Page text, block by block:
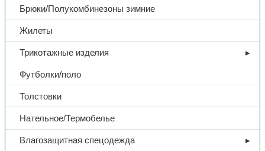
Брюки/Полукомбинезоны зимние
Жилеты
Трикотажные изделия
Футболки/поло
Толстовки
Нательное/Термобелье
Влагозащитная спецодежда